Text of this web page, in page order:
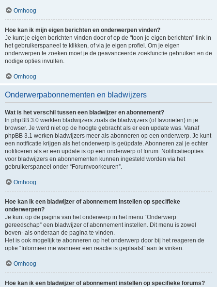
Omhoog
Hoe kan ik mijn eigen berichten en onderwerpen vinden?
Je kunt je eigen berichten vinden door of op de "toon je eigen berichten" link in
het gebruikerspaneel te klikken, of via je eigen profiel. Om je eigen
onderwerpen te zoeken moet je de geavanceerde zoekfunctie gebruiken en de
nodige opties invullen.
Omhoog
Onderwerpabonnementen en bladwijzers
Wat is het verschil tussen een bladwijzer en abonnement?
In phpBB 3.0 werkten bladwijzers zoals de bladwijzers (of favorieten) in je
browser. Je werd niet op de hoogte gebracht als er een update was. Vanaf
phpBB 3.1 werken bladwijzers meer als abonneren op een onderwerp. Je kunt
een notificatie krijgen als het onderwerp is geüpdate. Abonneren zal je echter
notificeren als er een update is op een onderwerp of forum. Notificatieopties
voor bladwijzers en abonnementen kunnen ingesteld worden via het
gebruikerspaneel onder “Forumvoorkeuren”.
Omhoog
Hoe kan ik een bladwijzer of abonnement instellen op specifieke
onderwerpen?
Je kunt op de pagina van het onderwerp in het menu “Onderwerp
gereedschap” een bladwijzer of abonnement instellen. Dit menu is zowel
boven- als onderaan de pagina te vinden.
Het is ook mogelijk te abonneren op het onderwerp door bij het reageren de
optie “Informeer me wanneer een reactie is geplaatst” aan te vinken.
Omhoog
Hoe kan ik een bladwijzer of abonnement instellen op specifieke forums?